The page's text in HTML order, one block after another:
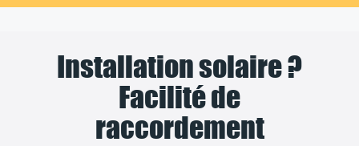
Installation solaire ?
Facilité de
raccordement